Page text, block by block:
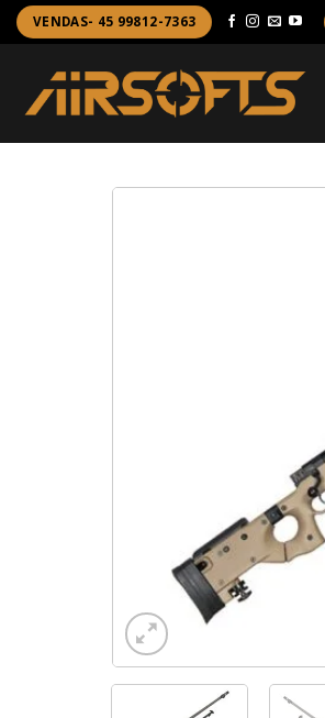
Skip
to
content
VENDAS- 45 99812-7363